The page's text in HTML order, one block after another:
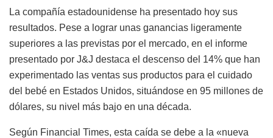
La compañía estadounidense ha presentado hoy sus
resultados. Pese a lograr unas ganancias ligeramente
superiores a las previstas por el mercado, en el informe
presentado por J&J destaca el descenso del 14% que han
experimentado las ventas sus productos para el cuidado
del bebé en Estados Unidos, situándose en 95 millones de
dólares, su nivel más bajo en una década.
Según Financial Times, esta caída se debe a la «nueva